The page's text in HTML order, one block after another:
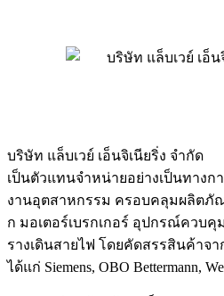
บริษัท แล็บเวย์ เอ็นจิเนียริ่ง จำกัด
เป็นตัวแทนจำหน่ายอย่างเป็นทาง
งานอุตสาหกรรม ครอบคลุมผลิตภั
ก มอเตอร์เบรกเกอร์ อุปกรณ์ควบ
รางเดินสายไฟ โดยคัดสรรสินค้าจ
ได้แก่ Siemens, OBO Bettermann,